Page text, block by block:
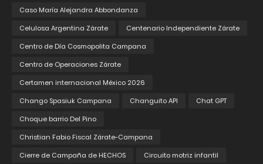
Caso María Alejandra Abbondanza
Celulosa Argentina Zárate
Centenario Independiente Zárate
Centro de Día Cosmopolita Campana
Centro de Operaciones Zárate
Certamen internacional México 2026
Chango Spasiuk Campana
Changuito API
Chat GPT
Choque barrio Del Pino
Christian Fabio Fiscal Zárate-Campana
Cierre de Campaña de HECHOS
Circuito motriz infantil